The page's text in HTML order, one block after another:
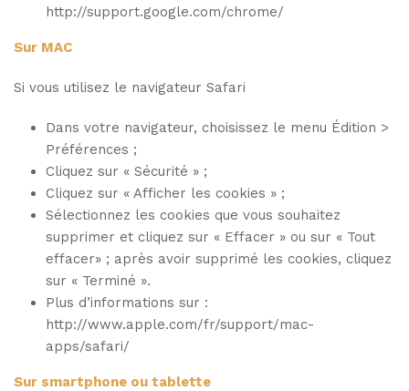
http://support.google.com/chrome/
Sur MAC
Si vous utilisez le navigateur Safari
Dans votre navigateur, choisissez le menu Édition >
Préférences ;
Cliquez sur « Sécurité » ;
Cliquez sur « Afficher les cookies » ;
Sélectionnez les cookies que vous souhaitez
supprimer et cliquez sur « Effacer » ou sur « Tout
effacer» ; après avoir supprimé les cookies, cliquez
sur « Terminé ».
Plus d’informations sur :
http://www.apple.com/fr/support/mac-
apps/safari/
Sur smartphone ou tablette